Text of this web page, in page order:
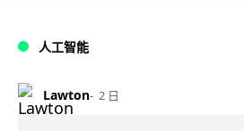
人工智能
Lawton 2 日